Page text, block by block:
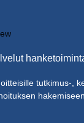
tutkimus-,